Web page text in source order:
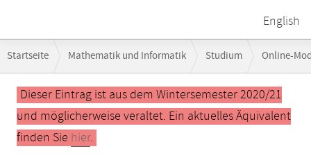
English
Navigation
Startseite Mathematik und Informatik Studium Online-
Hauptinhalt
Dieser Eintrag ist aus dem Wintersemester 2020/21
und möglicherweise veraltet. Ein aktuelles Äquivalent
finden Sie hier.